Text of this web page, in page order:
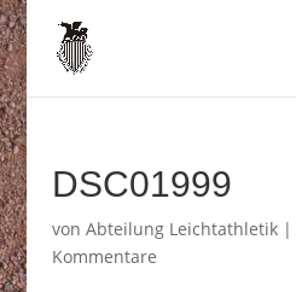
DSC01999
von Abteilung Leichtathletik|
Kommentare